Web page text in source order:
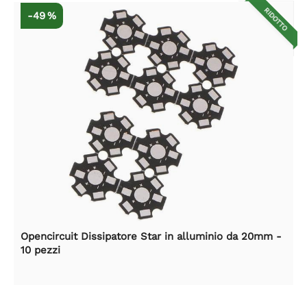
RIDOTTO
-49 %
Opencircuit Dissipatore Star in alluminio da 20mm -
10 pezzi